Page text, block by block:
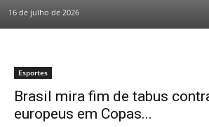
16 de julho de 2026
Esportes
Brasil mira fim de tabus
europeus em Copas...